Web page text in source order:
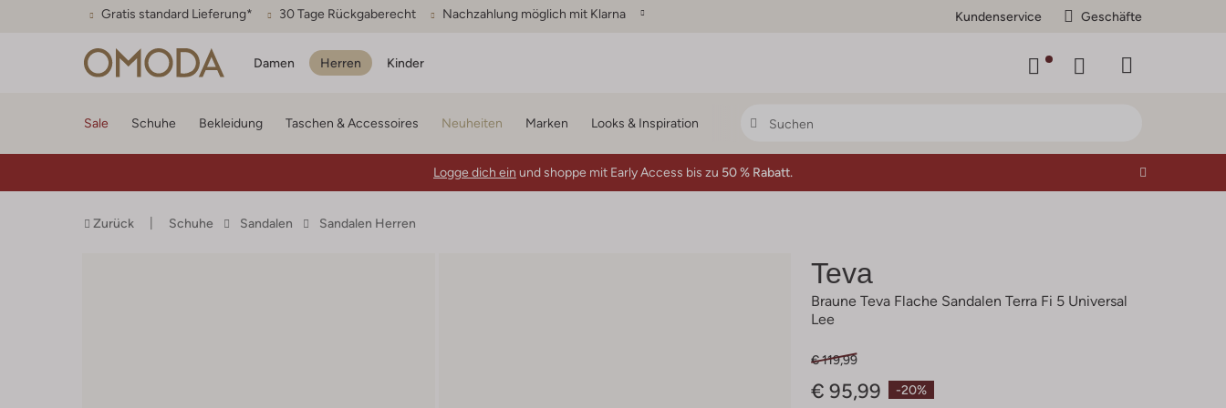
Gratis standard Lieferung* 30 Tage Rückgaberecht Nachzahlung möglich mit Klarna Kundenservice Geschäfte
Damen Herren Kinder
Sale Schuhe Bekleidung Taschen & Accessoires Neuheiten Marken Looks & Inspiration
Logge dich ein und shoppe mit Early Access bis zu 50 % Rabatt.
Zurück Schuhe Sandalen Sandalen Herren
Teva
Braune Teva Flache Sandalen Terra Fi 5 Universal
Lee
-20%
€ 119,99
€ 95,99